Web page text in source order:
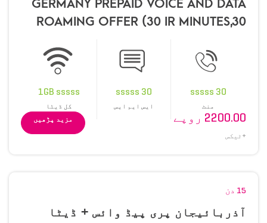
GERMANY PREPAID VOICE AND DATA
ROAMING OFFER (30 IR MINUTES,30
30 sssss
منٹ
30 sssss
ایس ایم ایس
1GB sssss
کل ڈیٹا
2200.00 روپے
+ٹیکس
مزید پڑھیں
15 دن
آذربائیجان پری پیڈ وائس + ڈیٹا